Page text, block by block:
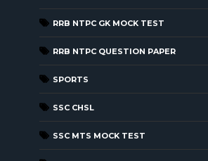
RRB NTPC GK MOCK TEST
RRB NTPC QUESTION PAPER
SPORTS
SSC CHSL
SSC MTS MOCK TEST